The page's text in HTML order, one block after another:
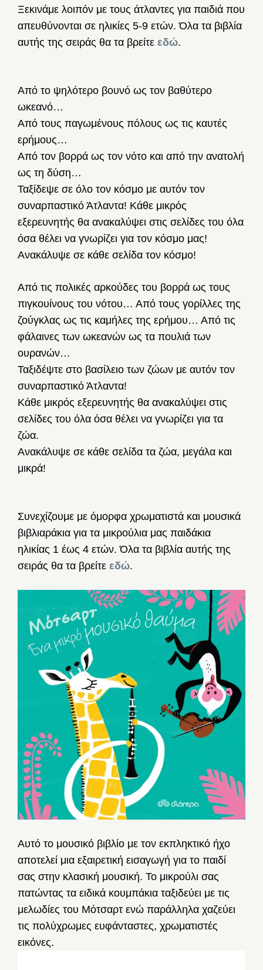
Ξεκινάμε λοιπόν με τους άτλαντες για παιδιά που
απευθύνονται σε ηλικίες 5-9 ετών. Όλα τα βιβλία
αυτής της σειράς θα τα βρείτε εδώ.
Από το ψηλότερο βουνό ως τον βαθύτερο
ωκεανό…
Από τους παγωμένους πόλους ως τις καυτές
ερήμους…
Από τον βορρά ως τον νότο και από την ανατολή
ως τη δύση…
Ταξίδεψε σε όλο τον κόσμο με αυτόν τον
συναρπαστικό Άτλαντα! Κάθε μικρός
εξερευνητής θα ανακαλύψει στις σελίδες του όλα
όσα θέλει να γνωρίζει για τον κόσμο μας!
Ανακάλυψε σε κάθε σελίδα τον κόσμο!
Από τις πολικές αρκούδες του βορρά ως τους
πιγκουίνους του νότου… Από τους γορίλλες της
ζούγκλας ως τις καμήλες της ερήμου… Από τις
φάλαινες των ωκεανών ως τα πουλιά των
ουρανών…
Ταξιδέψτε στο βασίλειο των ζώων με αυτόν τον
συναρπαστικό Άτλαντα!
Κάθε μικρός εξερευνητής θα ανακαλύψει στις
σελίδες του όλα όσα θέλει να γνωρίζει για τα
ζώα.
Ανακάλυψε σε κάθε σελίδα τα ζώα, μεγάλα και
μικρά!
Συνεχίζουμε με όμορφα χρωματιστά και μουσικά
βιβλιαράκια για τα μικρούλια μας παιδάκια
ηλικίας 1 έως 4 ετών. Όλα τα βιβλία αυτής της
σειράς θα τα βρείτε εδώ.
Αυτό το μουσικό βιβλίο με τον εκπληκτικό ήχο
αποτελεί μια εξαιρετική εισαγωγή για το παιδί
σας στην κλασική μουσική. Το μικρούλι σας
πατώντας τα ειδικά κουμπάκια ταξιδεύει με τις
μελωδίες του Μότσαρτ ενώ παράλληλα χαζεύει
τις πολύχρωμες ευφάνταστες, χρωματιστές
εικόνες.